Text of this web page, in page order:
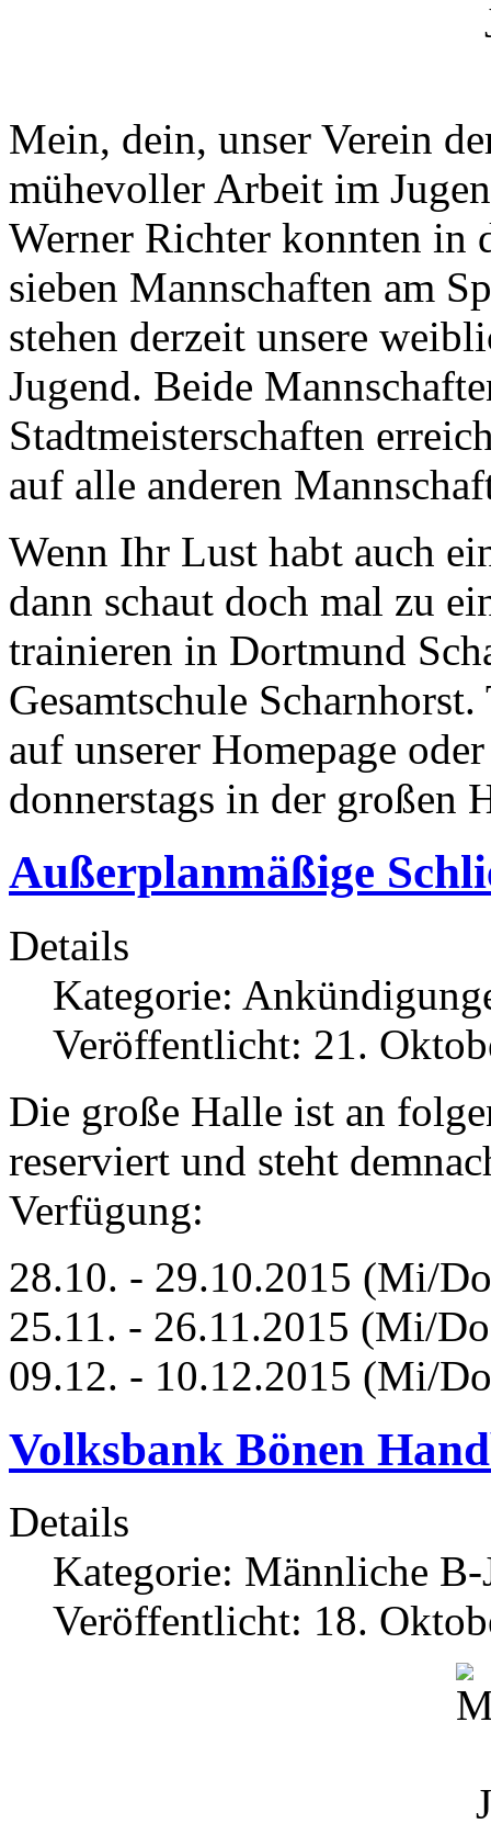
Mein, dein, unser Verein
mühevoller Arbeit im
Werner Richter konnten in
sieben Mannschaften am
stehen derzeit unsere
Jugend. Beide
Stadtmeisterschaften
auf alle anderen
Wenn Ihr Lust habt auch
dann schaut doch mal zu
trainieren in Dortmund
Gesamtschule
auf unserer Homepage
donnerstags in der großen
Außerplanmäßige
Details
Kategorie:
Veröffentlicht: 21.
Die große Halle ist an
reserviert und steht
Verfügung:
28.10. - 29.10.2015 (Mi/
25.11. - 26.11.2015 (Mi/
09.12. - 10.12.2015 (Mi/
Volksbank Bönen
Details
Kategorie: Männliche B-
Veröffentlicht: 18.